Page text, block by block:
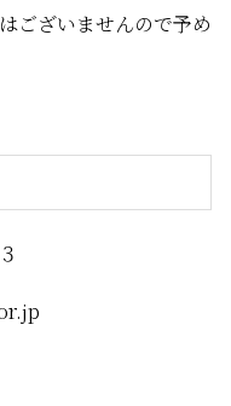
ございませんので予め